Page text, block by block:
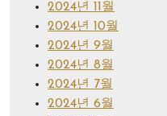
2024년 11월
2024년 10월
2024년 9월
2024년 8월
2024년 7월
2024년 6월